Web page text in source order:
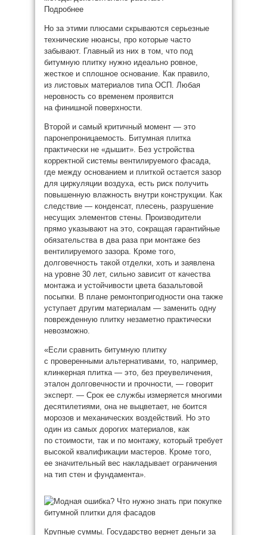
Подробнее
Но за этими плюсами скрываются серьезные
технические нюансы, про которые часто
забывают. Главный из них в том, что под
битумную плитку нужно идеально ровное,
жесткое и сплошное основание. Как правило,
из листовых материалов типа ОСП. Любая
неровность со временем проявится
на финишной поверхности.
Второй и самый критичный момент — это
паронепроницаемость. Битумная плитка
практически не «дышит». Без устройства
корректной системы вентилируемого фасада,
где между основанием и плиткой остается зазор
для циркуляции воздуха, есть риск получить
повышенную влажность внутри конструкции. Как
следствие — конденсат, плесень, разрушение
несущих элементов стены. Производители
прямо указывают на это, сокращая гарантийные
обязательства в два раза при монтаже без
вентилируемого зазора. Кроме того,
долговечность такой отделки, хоть и заявлена
на уровне 30 лет, сильно зависит от качества
монтажа и устойчивости цвета базальтовой
посыпки. В плане ремонтопригодности она также
уступает другим материалам — заменить одну
поврежденную плитку незаметно практически
невозможно.
«Если сравнить битумную плитку
с проверенными альтернативами, то, например,
клинкерная плитка — это, без преувеличения,
эталон долговечности и прочности, — говорит
эксперт. — Срок ее службы измеряется многими
десятилетиями, она не выцветает, не боится
морозов и механических воздействий. Но это
один из самых дорогих материалов, как
по стоимости, так и по монтажу, который требует
высокой квалификации мастеров. Кроме того,
ее значительный вес накладывает ограничения
на тип стен и фундамента».
Крупные суммы. Государство вернет деньги за